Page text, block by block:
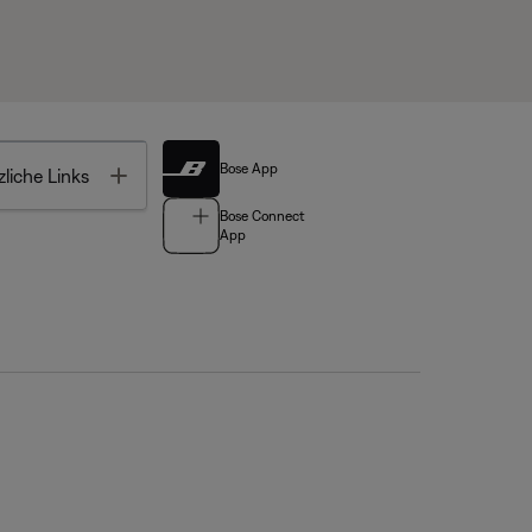
Links Toggle Bose App
Bose Connect
App